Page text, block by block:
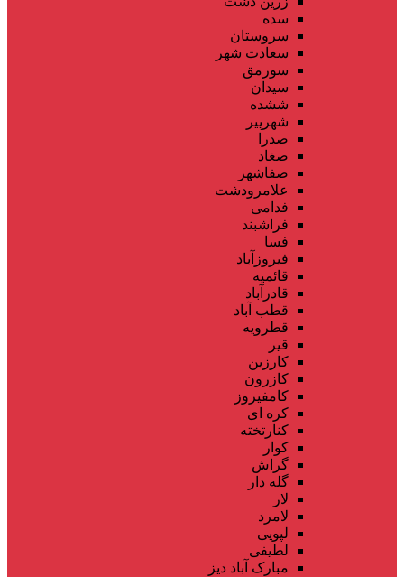
سده
سروستان
سعادت شهر
سورمق
سیدان
ششده
شهرپیر
صدرا
صغاد
صفاشهر
علامرودشت
فدامی
فراشبند
فسا
فیروزآباد
قائمیه
قادرآباد
قطب آباد
قطرویه
قیر
کارزین
کازرون
کامفیروز
کره ای
کنارتخته
کوار
گراش
گله دار
لار
لامرد
لپویی
لطیفی
مبارک آباد دیز